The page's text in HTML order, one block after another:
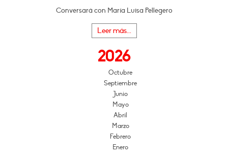
Conversará con María Luisa Pellegero
Leer más...
2026
Octubre
Septiembre
Junio
Mayo
Abril
Marzo
Febrero
Enero